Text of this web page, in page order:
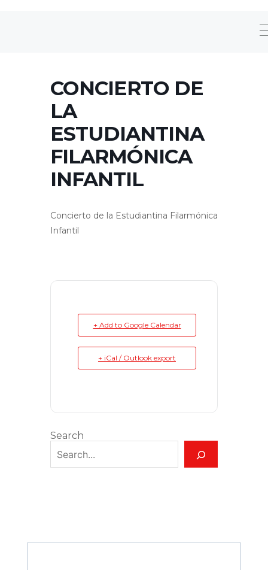
CONCIERTO DE
LA
ESTUDIANTINA
FILARMÓNICA
INFANTIL
Concierto de la Estudiantina Filarmónica
Infantil
+ Add to Google Calendar
+ iCal / Outlook export
Search